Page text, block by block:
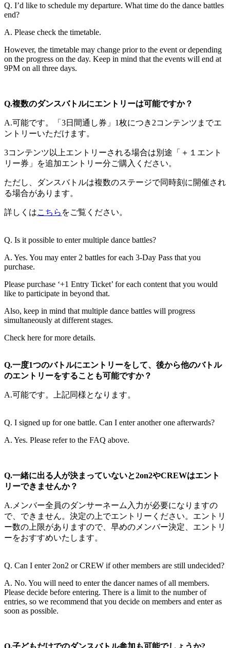
Q. I’d like to schedule my departure. What time do the dance battles
end?
A. Please check the timetable.
However, the timetable may change prior to the event or depending
on the progress on the day. Keep in mind that the events will end at
9PM on all three days.
Q.複数のダンスバトルにエントリーは可能ですか？
A.可能です。「3日間通し券」1枚につき2コンテンツまでエ
ントリーいただけます。
3コンテンツ以上エントリーされる場合は別途「＋１エント
リー券」を追加エントリー分ご購入ください。
ただし、ダンスバトルは複数のステージで同時刻に開催され
る場合があります。
詳しくはこちら をご覧ください。
Q. Is it possible to enter multiple dance battles?
A. Yes. You may enter 2 battles for each 3-Day Pass that you
purchase.
Please purchase ‘+1 Entry Ticket’ for each content that you would
like to participate in beyond that.
Also, keep in mind that multiple dance battles will progress
simultaneously at different stages.
Check here for more details.
Q.一度1つのバトルにエントリーをして、後から他のバトル
のエントリーをすることも可能ですか？
A.可能です。上記同様となります。
Q. I signed up for one battle. Can I enter another one afterwards?
A. Yes. Please refer to the FAQ above.
Q.一緒に出る人が決まっていないと2on2やCREWはエント
リーできませんか？
A.メンバー全員のダンサーネーム入力が必要になりますの
で、できません。決定の上でエントリーください。エントリ
ー数の上限がありますので、早めのメンバー決定、エントリ
ーをおすすめいたします。
Q. Can I enter 2on2 or CREW if other members are still undecided?
A. No. You will need to enter the dancer names of all members.
Please decide before entering. There is a limit to the number of
entries, so we recommend that you decide on members and enter as
soon as possible.
Q.子どもだけでのダンスバトル参加も可能でしょうか?